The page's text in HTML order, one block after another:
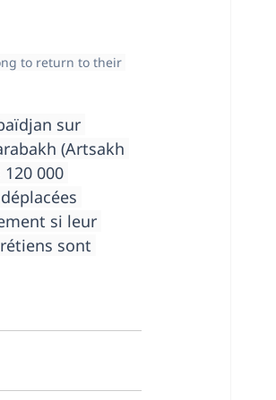
to return to their
sur
(Artsakh
000
si leur
sont